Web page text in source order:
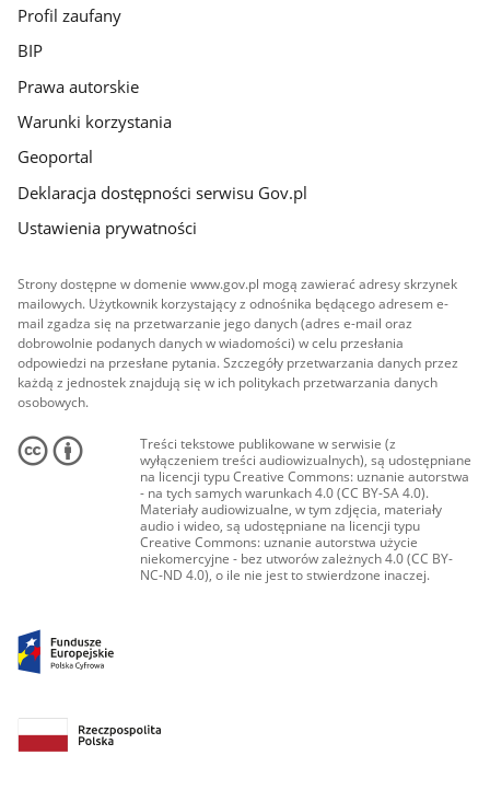
Profil zaufany
BIP
Prawa autorskie
Warunki korzystania
Geoportal
Deklaracja dostępności serwisu Gov.pl
Ustawienia prywatności
Strony dostępne w domenie www.gov.pl mogą zawierać adresy skrzynek
mailowych. Użytkownik korzystający z odnośnika będącego adresem e-
mail zgadza się na przetwarzanie jego danych (adres e-mail oraz
dobrowolnie podanych danych w wiadomości) w celu przesłania
odpowiedzi na przesłane pytania. Szczegóły przetwarzania danych przez
każdą z jednostek znajdują się w ich politykach przetwarzania danych
osobowych.
Treści tekstowe publikowane w serwisie (z
wyłączeniem treści audiowizualnych), są udostępniane
na licencji typu Creative Commons: uznanie autorstwa
- na tych samych warunkach 4.0 (CC BY-SA 4.0).
Materiały audiowizualne, w tym zdjęcia, materiały
audio i wideo, są udostępniane na licencji typu
Creative Commons: uznanie autorstwa użycie
niekomercyjne - bez utworów zależnych 4.0 (CC BY-
NC-ND 4.0), o ile nie jest to stwierdzone inaczej.